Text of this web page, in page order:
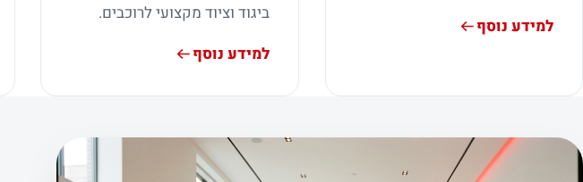
למידע נוסף
ביגוד וציוד מקצועי לרוכבים.
למידע נוסף